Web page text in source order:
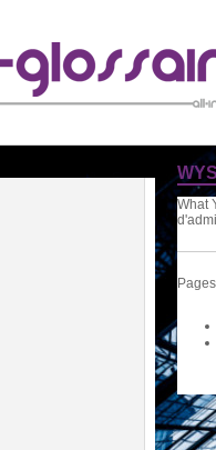
What